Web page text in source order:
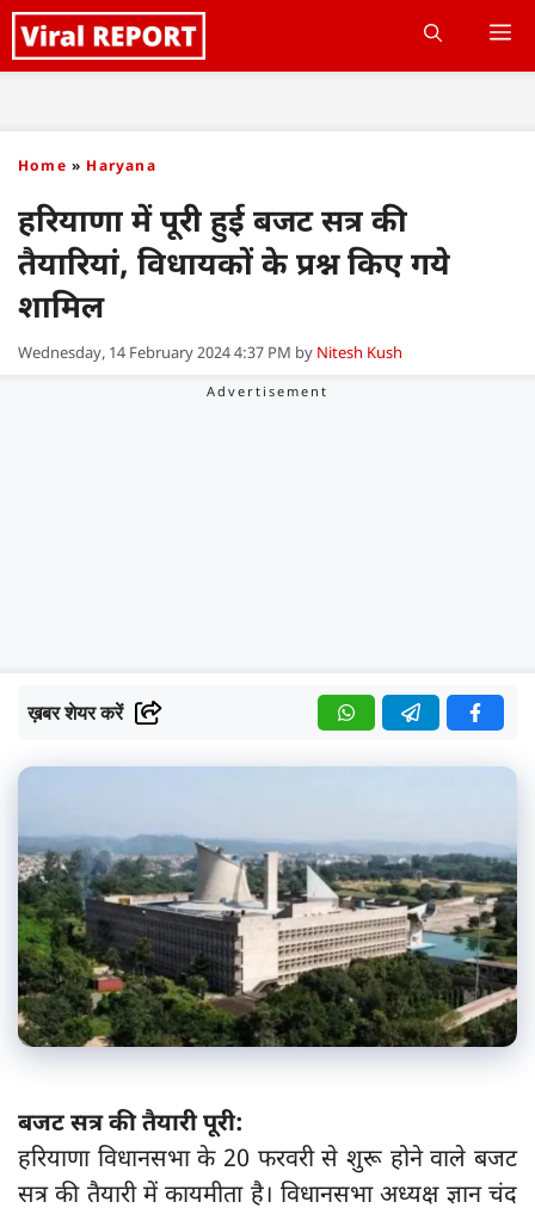
Skip
to
Home » Haryana
हरियाणा में पूरी हुई बजट सत्र की
तैयारियां, विधायकों के प्रश्न किए गये
शामिल
Wednesday, 14 February 2024 4:37 PM by Nitesh Kush
ख़बर शेयर करें
बजट सत्र की तैयारी पूरी:
हरियाणा विधानसभा के 20 फरवरी से शुरू होने वाले बजट
सत्र की तैयारी में कायमीता है। विधानसभा अध्यक्ष ज्ञान चंद